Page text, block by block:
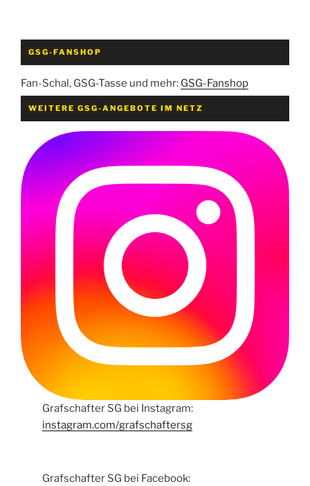
GSG-FANSHOP
Fan-Schal, GSG-Tasse und mehr: GSG-Fanshop
WEITERE GSG-ANGEBOTE IM NETZ
Grafschafter SG bei Instagram:
instagram.com/grafschaftersg
Grafschafter SG bei Facebook: